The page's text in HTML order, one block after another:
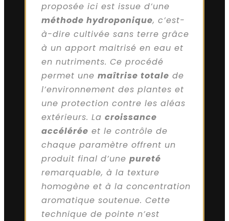
proposée ici est issue d’une
méthode hydroponique, c’est-
à-dire cultivée sans terre grâce
à un apport maitrisé en eau et
en nutriments. Ce procédé
permet une maîtrise totale de
l’environnement des plantes et
une protection contre les aléas
extérieurs. La croissance
accélérée et le contrôle de
chaque paramètre offrent un
produit final d’une pureté
remarquable, à la texture
homogène et à la concentration
aromatique soutenue. Cette
technique de pointe n’est